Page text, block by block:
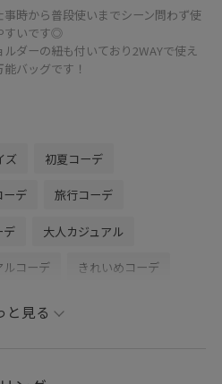
事時から普段使いまでシーン問わず使
すいです◎
ルダーの紐も付いており2WAYで使え
能バッグです！
ズ 初夏コーデ
ーデ 旅行コーデ
デ 大人カジュアル
ルコーデ きれいめコーデ
秋 敏感
ツ
と見る